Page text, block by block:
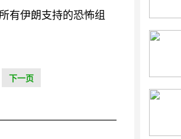
有伊朗支持的恐怖组
下一页